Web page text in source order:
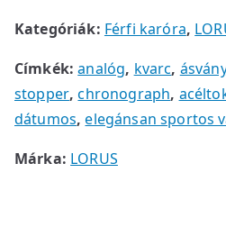
Kategóriák: Férfi karóra,
Címkék:analóg, kvarc,
stopper,chronograph,
dátumos,elegánsan sportos
Márka: LORUS